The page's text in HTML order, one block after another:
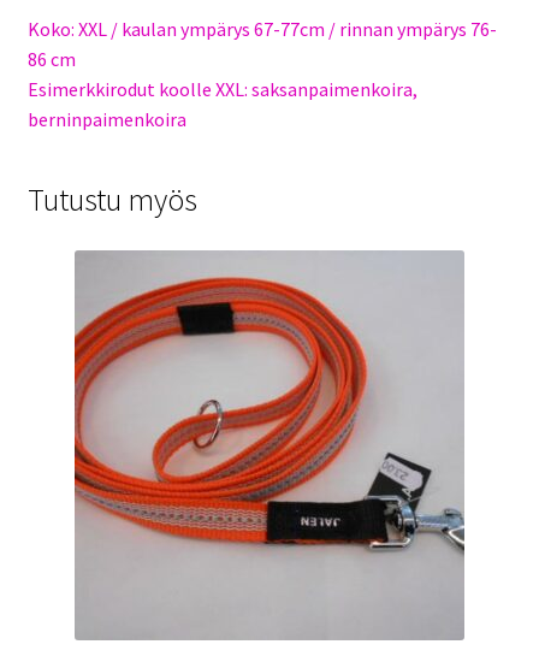
Koko: XXL / kaulan ympärys 67-77cm / rinnan ympärys 76-
86 cm
Esimerkkirodut koolle XXL: saksanpaimenkoira,
berninpaimenkoira
Tutustu myös